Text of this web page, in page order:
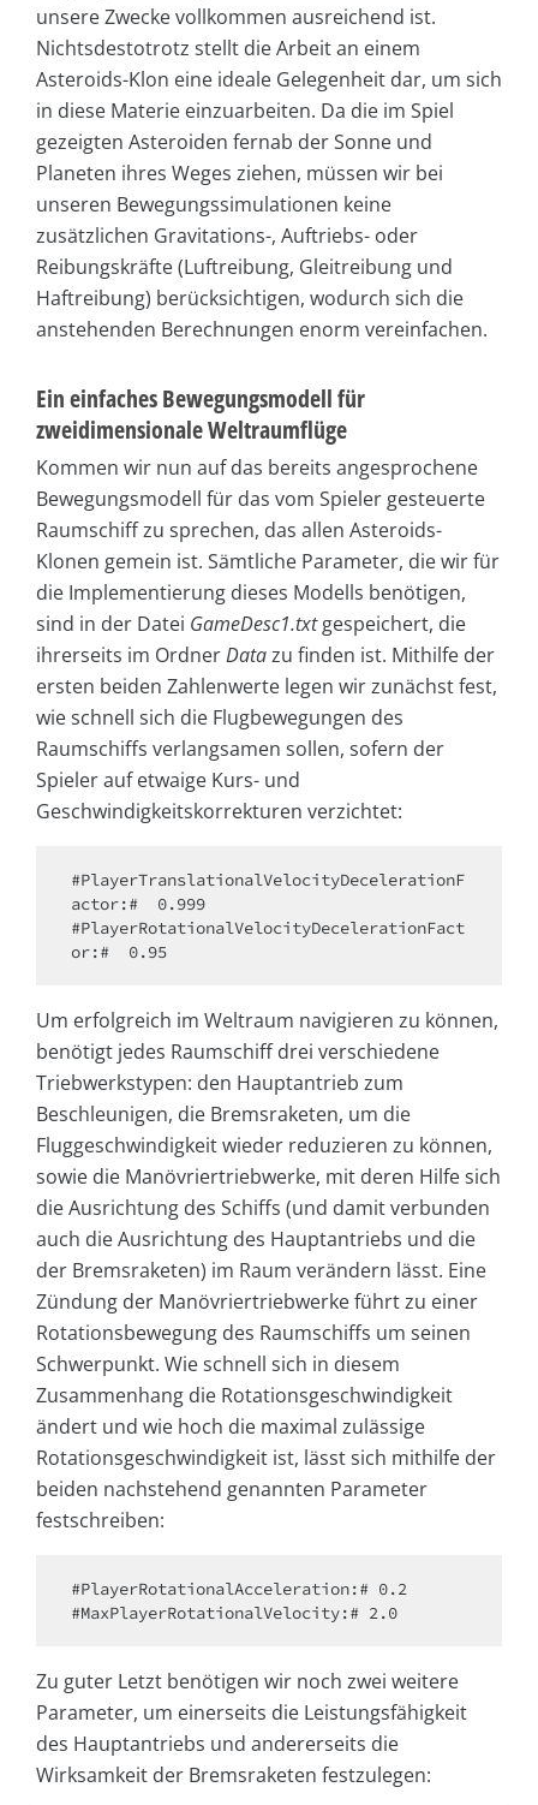
unsere Zwecke vollkommen ausreichend ist.
Nichtsdestotrotz stellt die Arbeit an einem
Asteroids-Klon eine ideale Gelegenheit dar, um sich
in diese Materie einzuarbeiten. Da die im Spiel
gezeigten Asteroiden fernab der Sonne und
Planeten ihres Weges ziehen, müssen wir bei
unseren Bewegungssimulationen keine
zusätzlichen Gravitations-, Auftriebs- oder
Reibungskräfte (Luftreibung, Gleitreibung und
Haftreibung) berücksichtigen, wodurch sich die
anstehenden Berechnungen enorm vereinfachen.
Ein einfaches Bewegungsmodell für
zweidimensionale Weltraumflüge
Kommen wir nun auf das bereits angesprochene
Bewegungsmodell für das vom Spieler gesteuerte
Raumschiff zu sprechen, das allen Asteroids-
Klonen gemein ist. Sämtliche Parameter, die wir für
die Implementierung dieses Modells benötigen,
sind in der Datei GameDesc1.txtgespeichert, die
ihrerseits im OrdnerDatazu finden ist. Mithilfe der
ersten beiden Zahlenwerte legen wir zunächst fest,
wie schnell sich die Flugbewegungen des
Raumschiffs verlangsamen sollen, sofern der
Spieler auf etwaige Kurs- und
Geschwindigkeitskorrekturen verzichtet:
#PlayerTranslationalVelocityDecelerationF
actor:#  0.999
#PlayerRotationalVelocityDecelerationFact
or:#  0.95
Um erfolgreich im Weltraum navigieren zu können,
benötigt jedes Raumschiff drei verschiedene
Triebwerkstypen: den Hauptantrieb zum
Beschleunigen, die Bremsraketen, um die
Fluggeschwindigkeit wieder reduzieren zu können,
sowie die Manövriertriebwerke, mit deren Hilfe sich
die Ausrichtung des Schiffs (und damit verbunden
auch die Ausrichtung des Hauptantriebs und die
der Bremsraketen) im Raum verändern lässt. Eine
Zündung der Manövriertriebwerke führt zu einer
Rotationsbewegung des Raumschiffs um seinen
Schwerpunkt. Wie schnell sich in diesem
Zusammenhang die Rotationsgeschwindigkeit
ändert und wie hoch die maximal zulässige
Rotationsgeschwindigkeit ist, lässt sich mithilfe der
beiden nachstehend genannten Parameter
festschreiben:
#PlayerRotationalAcceleration:# 0.2
#MaxPlayerRotationalVelocity:# 2.0
Zu guter Letzt benötigen wir noch zwei weitere
Parameter, um einerseits die Leistungsfähigkeit
des Hauptantriebs und andererseits die
Wirksamkeit der Bremsraketen festzulegen: